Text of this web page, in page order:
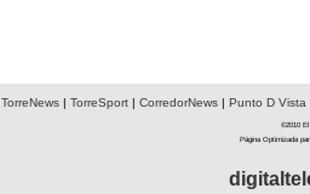
TorreNews| TorreSport| CorredorNews| Punto D Vista
©2010 El
Página Optimizada